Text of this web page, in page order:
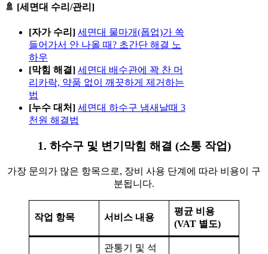
🚿 [세면대 수리/관리]
[자가 수리] 세면대 물마개(폽업)가 쏙
들어가서 안 나올 때? 초간단 해결 노
하우
[막힘 해결] 세면대 배수관에 꽉 찬 머
리카락, 약품 없이 깨끗하게 제거하는
법
[누수 대처] 세면대 하수구 냄새날때 3
천원 해결법
1. 하수구 및 변기막힘 해결 (소통 작업)
가장 문의가 많은 항목으로, 장비 사용 단계에 따라 비용이 구
분됩니다.
작업 항목 서비스 내용
평균 비용
(VAT 별도)
관통기 및 석